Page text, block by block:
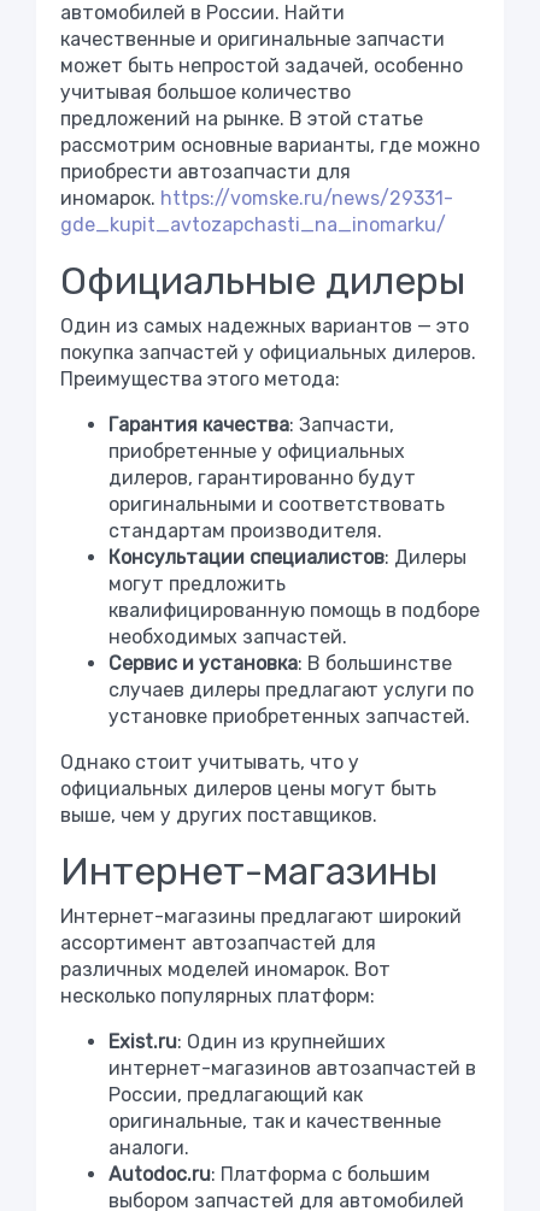
автомобилей в России. Найти
качественные и оригинальные запчасти
может быть непростой задачей, особенно
учитывая большое количество
предложений на рынке. В этой статье
рассмотрим основные варианты, где можно
приобрести автозапчасти для
иномарок. https://vomske.ru/news/29331-
gde_kupit_avtozapchasti_na_inomarku/
Официальные дилеры
Один из самых надежных вариантов — это
покупка запчастей у официальных дилеров.
Преимущества этого метода:
Гарантия качества: Запчасти,
приобретенные у официальных
дилеров, гарантированно будут
оригинальными и соответствовать
стандартам производителя.
Консультации специалистов: Дилеры
могут предложить
квалифицированную помощь в подборе
необходимых запчастей.
Сервис и установка: В большинстве
случаев дилеры предлагают услуги по
установке приобретенных запчастей.
Однако стоит учитывать, что у
официальных дилеров цены могут быть
выше, чем у других поставщиков.
Интернет-магазины
Интернет-магазины предлагают широкий
ассортимент автозапчастей для
различных моделей иномарок. Вот
несколько популярных платформ:
Exist.ru: Один из крупнейших
интернет-магазинов автозапчастей в
России, предлагающий как
оригинальные, так и качественные
аналоги.
Autodoc.ru: Платформа с большим
выбором запчастей для автомобилей